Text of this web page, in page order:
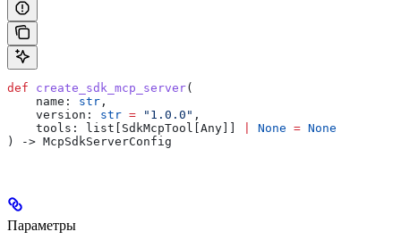
def create_sdk_mcp_server(
    name
: str ,
    version
: str = "1.0.0" ,
    tools
: list[SdkMcpTool[Any]] None = None
) -> McpSdkServerConfig
Параметры